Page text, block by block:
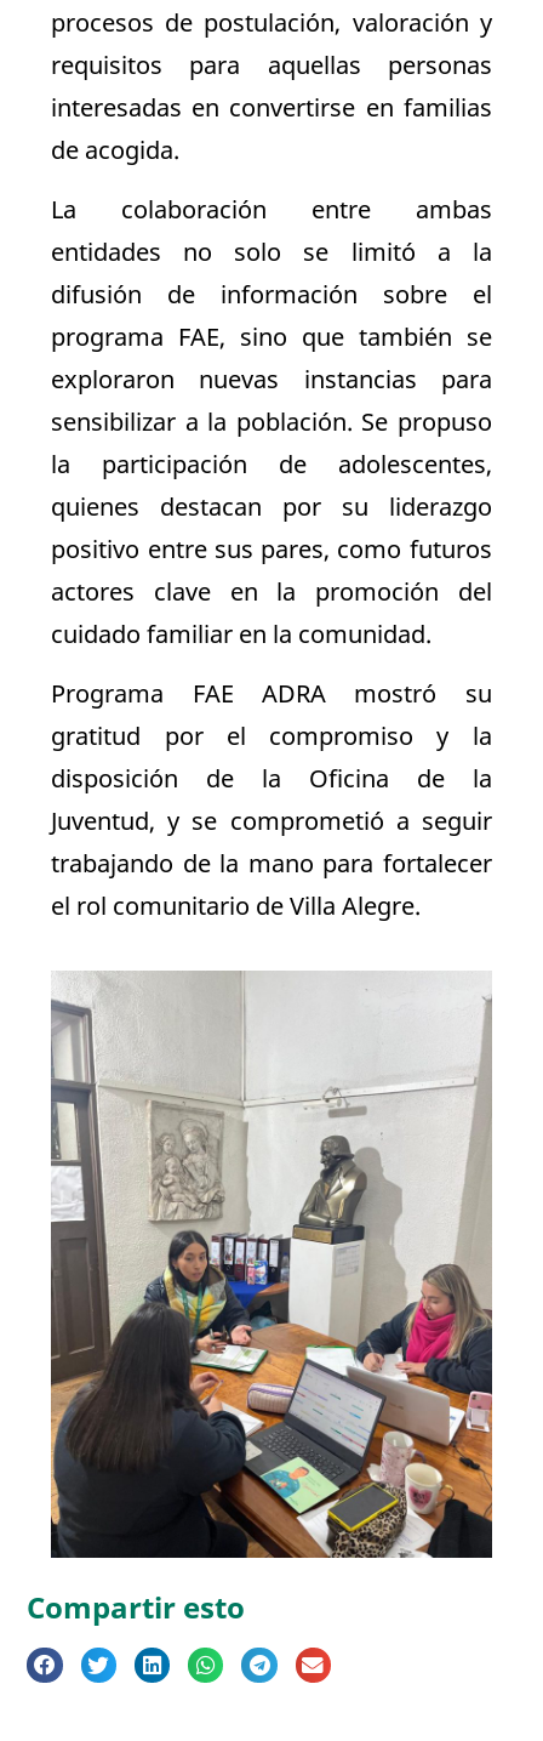
procesos de postulación, valoración y
requisitos para aquellas personas
interesadas en convertirse en familias
de acogida.
La colaboración entre ambas
entidades no solo se limitó a la
difusión de información sobre el
programa FAE, sino que también se
exploraron nuevas instancias para
sensibilizar a la población. Se propuso
la participación de adolescentes,
quienes destacan por su liderazgo
positivo entre sus pares, como futuros
actores clave en la promoción del
cuidado familiar en la comunidad.
Programa FAE ADRA mostró su
gratitud por el compromiso y la
disposición de la Oficina de la
Juventud, y se comprometió a seguir
trabajando de la mano para fortalecer
el rol comunitario de Villa Alegre.
Compartir esto